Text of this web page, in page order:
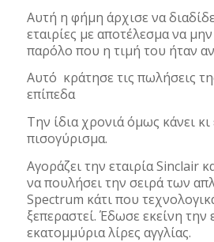
Αυτή η φήμη άρχισε να
εταιρίες με αποτέλεσμα να
παρόλο που η τιμή του ήταν
Αυτό κράτησε τις πωλήσεις
επίπεδα
Tην ίδια χρονιά όμως κάνει
πισογύρισμα.
Αγοράζει την εταιρία Sinclair
να πουλήσει την σειρά των
Spectrum κάτι που
ξεπεραστεί. Έδωσε εκείνη την
εκατομμύρια λίρες αγγλίας.